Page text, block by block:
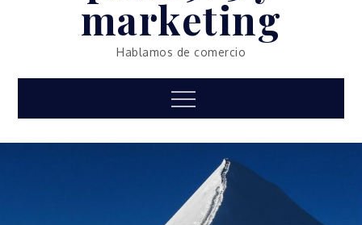
marketing
Hablamos de comercio
Menu